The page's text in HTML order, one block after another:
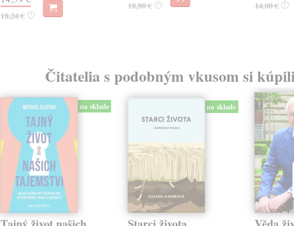
18,24 € ?
18,80 € ? 14,00 € ?
Čitatelia s podobným vkusom si
na sklade na sklade